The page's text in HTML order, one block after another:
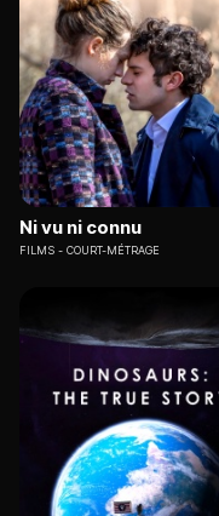
Ni vu ni connu
FILMS COURT-MÉTRAGE